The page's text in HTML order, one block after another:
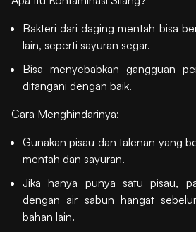
Bakteri dari daging mentah bisa
lain, seperti sayuran segar.
Bisa menyebabkan gangguan
ditangani dengan baik.
Cara Menghindarinya:
Gunakan pisau dan talenan yang
mentah dan sayuran.
Jika hanya punya satu pisau,
dengan air sabun hangat
bahan lain.